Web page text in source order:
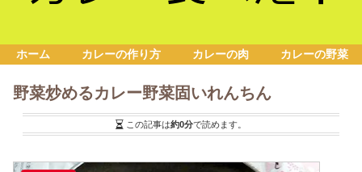
ホーム カレーの作り方 カレーの肉 カレーの野菜
野菜炒めるカレー野菜固いれんちん
この記事は約0分で読めます。